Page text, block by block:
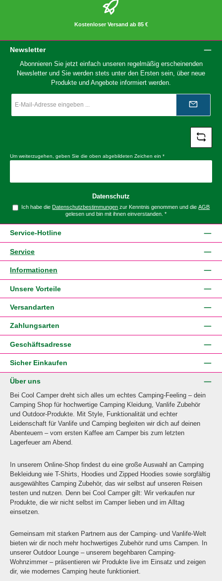
Kostenloser Versand ab 85 €
Newsletter
Abonnieren Sie jetzt einfach unseren regelmäßig erscheinenden
Newsletter und Sie werden stets unter den Ersten sein, über neue
Produkte und Angebote informiert werden.
Mail-
*
Um weiterzugehen, geben Sie die oben abgebildeten Zeichen ein *
Datenschutz
Ich habe dieDatenschutzbestimmungen zur Kenntnis genommen und dieAGB
gelesen und bin mit ihnen einverstanden. *
Service-Hotline
Service
Informationen
Unsere Vorteile
Versandarten
Zahlungsarten
Geschäftsadresse
Sicher Einkaufen
Über uns
Bei Cool Camper dreht sich alles um echtes Camping-Feeling – dein
Camping Shop für hochwertige Camping Kleidung, Vanlife Zubehör
und Outdoor-Produkte. Mit Style, Funktionalität und echter
Leidenschaft für Vanlife und Camping begleiten wir dich auf deinen
Abenteuern – vom ersten Kaffee am Camper bis zum letzten
Lagerfeuer am Abend.
In unserem Online-Shop findest du eine große Auswahl an Camping
Bekleidung wie T-Shirts, Hoodies und Zipped Hoodies sowie sorgfältig
ausgewähltes Camping Zubehör, das wir selbst auf unseren Reisen
testen und nutzen. Denn bei Cool Camper gilt: Wir verkaufen nur
Produkte, die wir nicht selbst im Camper lieben und im Alltag
einsetzen.
Gemeinsam mit starken Partnern aus der Camping- und Vanlife-Welt
bieten wir dir noch mehr hochwertiges Zubehör rund ums Campen. In
unserer Outdoor Lounge – unserem begehbaren Camping-
Wohnzimmer – präsentieren wir Produkte live im Einsatz und zeigen
dir, wie modernes Camping heute funktioniert.